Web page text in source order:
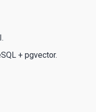
+ pgvector.